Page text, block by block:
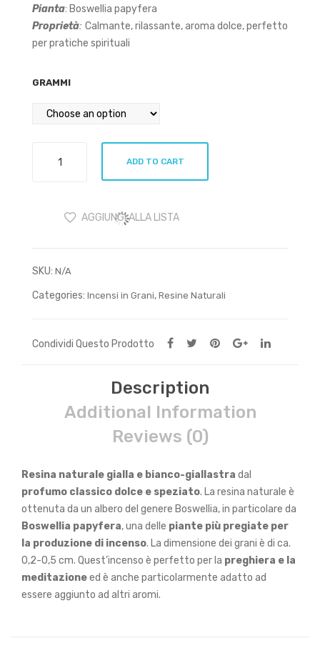
Pianta: Boswellia papyfera
Proprietà: Calmante, rilassante, aroma dolce, perfetto
per pratiche spirituali
GRAMMI
quantity
ADD TO CART
AGGIUNGI ALLA LISTA
SKU: N/A
Categories: Incensi in Grani, Resine Naturali
Condividi Questo Prodotto
Description
Additional Information
Reviews (0)
Resina naturale gialla e bianco-giallastra dal
profumo classico dolce e speziato. La resina naturale è
ottenuta da un albero del genere Boswellia, in particolare da
Boswellia papyfera, una delle piante più pregiate per
la produzione di incenso. La dimensione dei grani è di ca.
0,2-0,5 cm. Quest’incenso è perfetto per la preghiera e la
meditazioneed è anche particolarmente adatto ad
essere aggiunto ad altri aromi.